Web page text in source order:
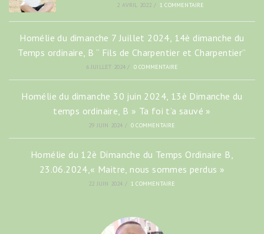
2 AVRIL 2022 / 1 COMMENTAIRE
Homélie du dimanche 7 Juillet 2024, 14è dimanche du
Temps ordinaire, B “ Fils de Charpentier et Charpentier”
6 JUILLET 2024 / 0 COMMENTAIRE
Homélie du dimanche 30 juin 2024, 13è Dimanche du
temps ordinaire, B » Ta foi t’a sauvé »
29 JUIN 2024 / 0 COMMENTAIRE
Homélie du 12è Dimanche du Temps Ordinaire B,
23.06.2024,« Maitre, nous sommes perdus »
22 JUIN 2024 / 1 COMMENTAIRE